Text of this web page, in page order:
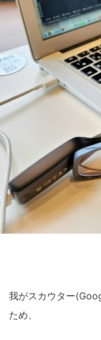
我がスカウター
ため、